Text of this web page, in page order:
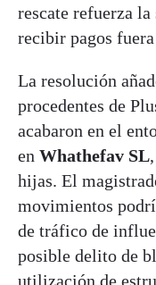
rescate refuerza la
recibir pagos fuera
La resolución
procedentes de
acabaron en el
en Whathefav SL
hijas. El
movimientos
de tráfico de
posible delito de
utilización de